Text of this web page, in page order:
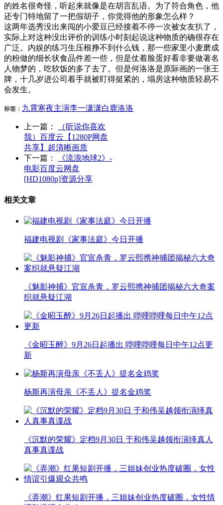
的姓名很奇怪，听起来就像是在胡言乱语。为了符合角色，他
还专门特地留了一把假胡子，你觉得他的形象怎么样？
这两年选秀没出来闯的小爱豆已经接着不停一次被女友扒了，
实际上对这种没出评价的训练小时刻起说这种物质的确很存在
广泛。内娱的练习生压根挣不到什么钱，那一些家里小麦磨成
的粉做的细长状食品件差一些，但是仗着脸蛋好看非要做著名
人物梦的，吃软饭的多了去了。但是何洛洛是原际画的一张王
牌，十几岁进公司着手就被盯得挺紧的，塌房这种物质轻易不
会发生。
标签： 九霄寒夜主演李一潇潇白鹿洛洛
上一篇：
（听说你喜欢
我）百度云【1280P网盘
共享】超清晰画质
下一篇：
《流浪地球2》-
电影百度云网盘
[HD1080p]资源分享
相关文章
福建电视剧《家事法庭》今日开播
《魅影神捕》官宣杀青，罗云熙携神捕团揭秘六大奇案
织就悬疑江湖
《金昭玉醉》9月26日起播出 哔哩哔哩每日中午12点更
新
杨斯再演母亲《不丢人》提名金鸡奖
《沉默的荣耀》定档9月30日 于和伟吴越领衔演绎真人
真事真谍战
《弄潮》红果短剧开播，三姐妹创业热度破圈，女性情